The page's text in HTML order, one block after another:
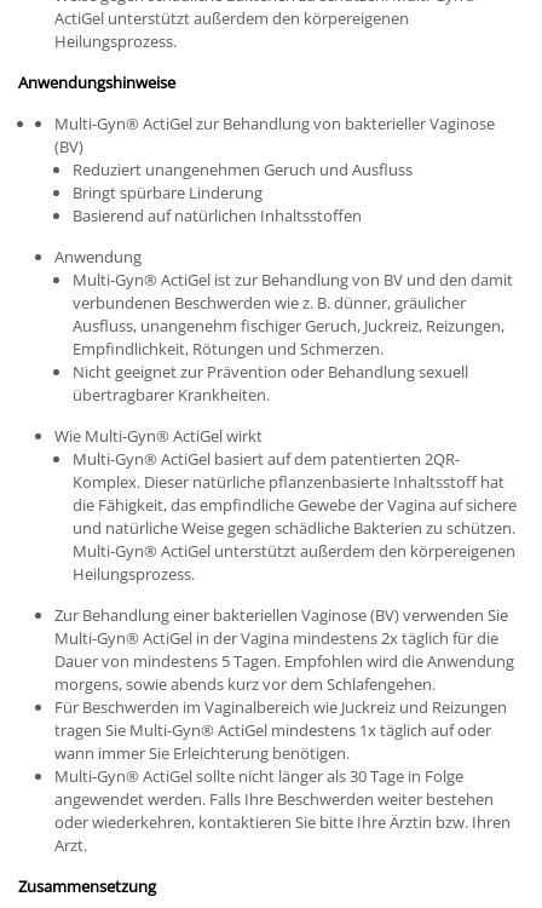
ActiGel unterstützt außerdem den körpereigenen
Heilungsprozess.
Anwendungshinweise
Multi-Gyn®ActiGel zur Behandlung von bakterieller Vaginose
(BV)
Reduziert unangenehmen Geruch und Ausfluss
Bringt spürbare Linderung
Basierend auf natürlichen Inhaltsstoffen
Anwendung
Multi-Gyn®ActiGel ist zur Behandlung von BV und den damit
verbundenen Beschwerden wie z. B. dünner, gräulicher
Ausfluss, unangenehm fischiger Geruch, Juckreiz, Reizungen,
Empfindlichkeit, Rötungen und Schmerzen.
Nicht geeignet zur Prävention oder Behandlung sexuell
übertragbarer Krankheiten.
Wie Multi-Gyn®ActiGel wirkt
Multi-Gyn®ActiGel basiert auf dem patentierten 2QR-
Komplex. Dieser natürliche pflanzenbasierte Inhaltsstoff hat
die Fähigkeit, das empfindliche Gewebe der Vagina auf sichere
und natürliche Weise gegen schädliche Bakterien zu schützen.
Multi-Gyn®ActiGel unterstützt außerdem den körpereigenen
Heilungsprozess.
Zur Behandlung einer bakteriellen Vaginose (BV) verwenden Sie
Multi-Gyn®ActiGel in der Vagina mindestens 2x täglich für die
Dauer von mindestens 5 Tagen. Empfohlen wird die Anwendung
morgens, sowie abends kurz vor dem Schlafengehen.
Für Beschwerden im Vaginalbereich wie Juckreiz und Reizungen
tragen Sie Multi-Gyn®ActiGel mindestens 1x täglich auf oder
wann immer Sie Erleichterung benötigen.
Multi-Gyn®ActiGel sollte nicht länger als 30 Tage in Folge
angewendet werden. Falls Ihre Beschwerden weiter bestehen
oder wiederkehren, kontaktieren Sie bitte Ihre Ärztin bzw. Ihren
Arzt.
Zusammensetzung